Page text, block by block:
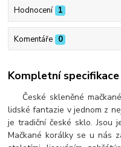
Hodnocení 1
Komentáře 0
Kompletní specifikace
České skleněné
lidské fantazie v jednom z
je tradiční české sklo. Jsou
Mačkané korálky se u nás